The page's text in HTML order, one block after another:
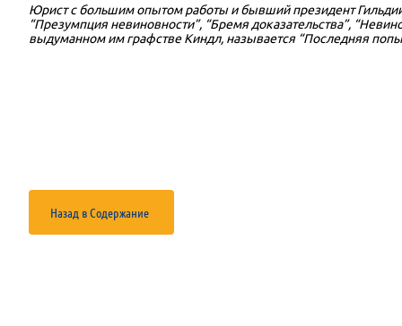
Назад в Содержание
Юрист с большим опытом работы и бывший президент
“Презумпция невиновности”, “Бремя доказательства”,
выдуманном им графстве Киндл, называется “Последняя